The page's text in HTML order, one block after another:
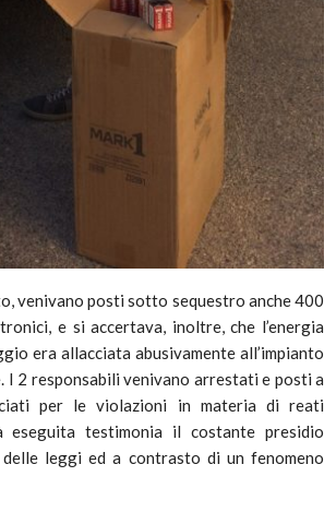
venivano posti sotto sequestro anche 400
e si accertava, inoltre, che l’energia
era allacciata abusivamente all’impianto
2 responsabili venivano arrestati e posti a
per le violazioni in materia di reati
testimonia il costante presidio
leggi ed a contrasto di un fenomeno